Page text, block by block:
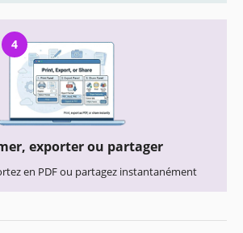
4
exporter ou partager
en PDF ou partagez instantanément